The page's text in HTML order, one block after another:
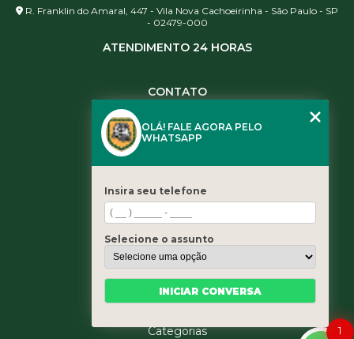
R. Franklin do Amaral, 447 - Vila Nova Cachoeirinha - São Paulo - SP
- 02479-000
ATENDIMENTO 24 HORAS
CONTATO
(11) 3461-5871
contato@leaoservicos.com.br
Home
Quem somos
Serviços
Blog
Categorias
1
OLÁ! FALE AGORA PELO
WHATSAPP
Insira seu telefone
Selecione o assunto
INICIAR CONVERSA